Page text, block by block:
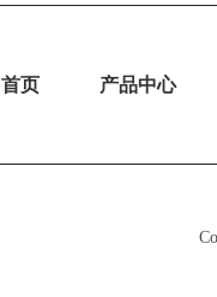
首页 产品中心